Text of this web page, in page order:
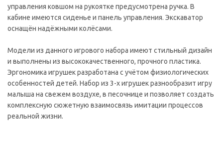
управления ковшом на рукоятке предусмотрена ручка. В
кабине имеются сиденье и панель управления. Экскаватор
оснащён надёжными колёсами.
Модели из данного игрового набора имеют стильный дизайн
и выполнены из высококачественного, прочного пластика.
Эргономика игрушек разработана с учётом физиологических
особенностей детей. Набор из 3-х игрушек разнообразит игру
малыша на свежем воздухе, в песочнице и позволяет создать
комплексную сюжетную взаимосвязь имитации процессов
реальной жизни.